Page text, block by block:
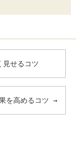
見せるコツ
を高めるコツ →